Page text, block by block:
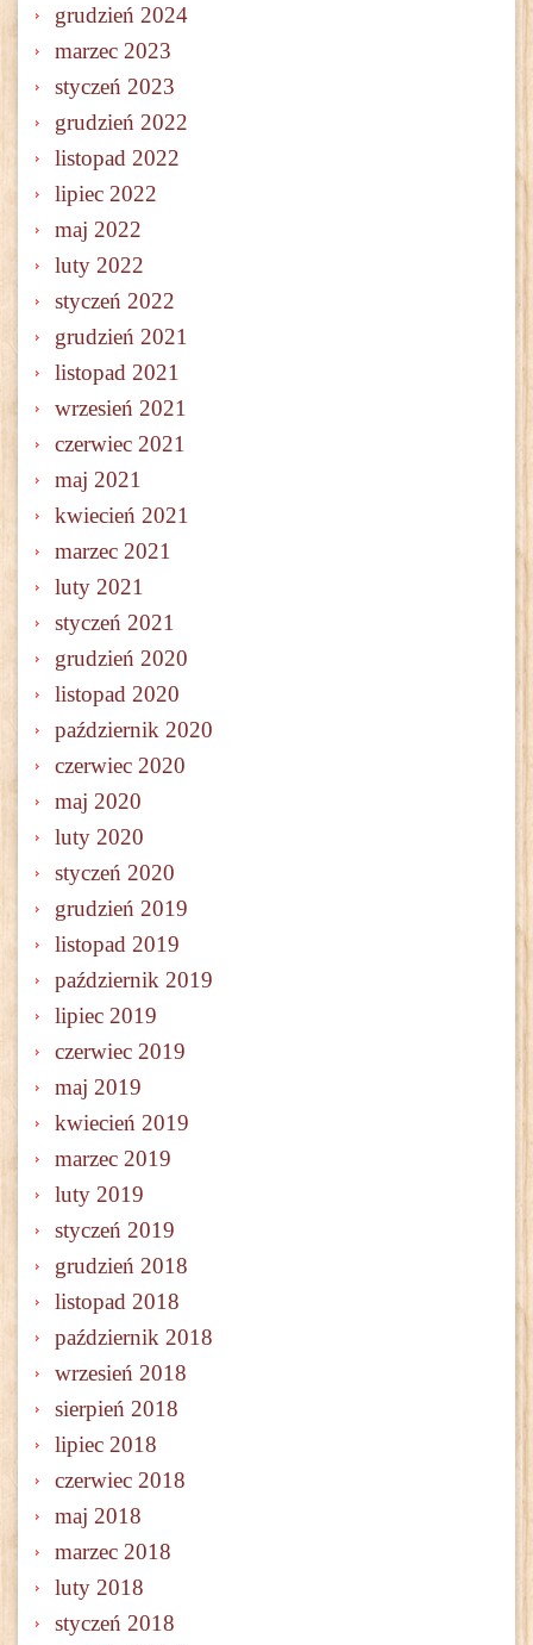
grudzień 2024
marzec 2023
styczeń 2023
grudzień 2022
listopad 2022
lipiec 2022
maj 2022
luty 2022
styczeń 2022
grudzień 2021
listopad 2021
wrzesień 2021
czerwiec 2021
maj 2021
kwiecień 2021
marzec 2021
luty 2021
styczeń 2021
grudzień 2020
listopad 2020
październik 2020
czerwiec 2020
maj 2020
luty 2020
styczeń 2020
grudzień 2019
listopad 2019
październik 2019
lipiec 2019
czerwiec 2019
maj 2019
kwiecień 2019
marzec 2019
luty 2019
styczeń 2019
grudzień 2018
listopad 2018
październik 2018
wrzesień 2018
sierpień 2018
lipiec 2018
czerwiec 2018
maj 2018
marzec 2018
luty 2018
styczeń 2018